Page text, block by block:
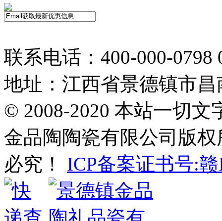
联系电话：400-000-0798
地址：江西省景德镇市
© 2008-2020 本站一切
金品陶陶瓷有限公司版
必究！ ICP备案证书号: